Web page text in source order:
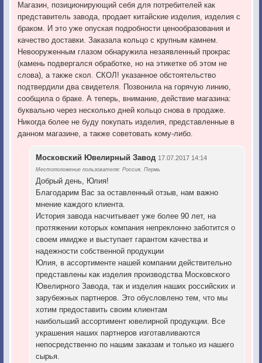
Магазин, позиционирующий себя для потребителей как
представитель завода, продает китайские изделия, изделия с
браком. И это уже опуская подробности ценообразования и
качество доставки. Заказала кольцо с крупным камнем.
Невооруженным глазом обнаружила незаявленный прокрас
(камень подвергался обработке, но на этикетке об этом не
слова), а также скол. СКОЛ! указанное обстоятельство
подтвердили два свидетеля. Позвонила на горячую линию,
сообщила о браке. А теперь, внимание, действие магазина:
буквально через несколько дней кольцо снова в продаже.
Никогда более не буду покупать изделия, представленные в
данном магазине, а также советовать кому-либо.
Московский Ювелирный Завод 17.07.2017 14:14
Местоположение пользователя: Россия, Пермь
Добрый день, Юлия!
Благодарим Вас за оставленный отзыв, нам важно
мнение каждого клиента.
История завода насчитывает уже более 90 лет, на
протяжении которых компания непреклонно заботится о
своем имидже и выступает гарантом качества и
надежности собственной продукции
Юлия, в ассортименте нашей компании действительно
представлены как изделия производства Московского
Ювелирного Завода, так и изделия наших российских и
зарубежных партнеров. Это обусловлено тем, что мы
хотим предоставить своим клиентам
наибольший ассортимент ювелирной продукции. Все
украшения наших партнеров изготавливаются
непосредственно по нашим заказам и только из нашего
сырья.